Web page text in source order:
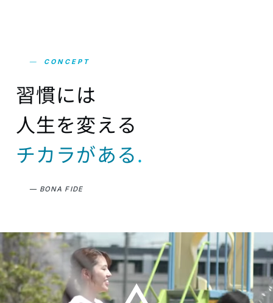
— CONCEPT
習慣には
人生を変える
チカラがある.
— BONA FIDE